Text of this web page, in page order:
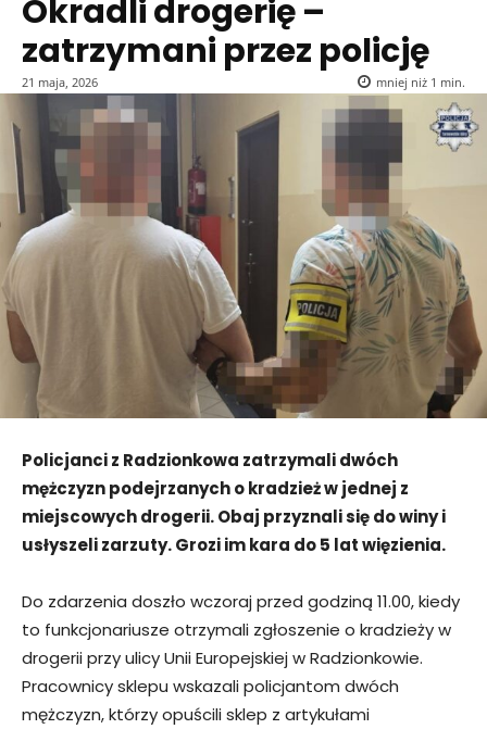
Okradli drogerię –
zatrzymani przez policję
21 maja, 2026 mniej niż 1 min.
Policjanci z Radzionkowa zatrzymali dwóch
mężczyzn podejrzanych o kradzież w jednej z
miejscowych drogerii. Obaj przyznali się do winy i
usłyszeli zarzuty. Grozi im kara do 5 lat więzienia.
Do zdarzenia doszło wczoraj przed godziną 11.00, kiedy
to funkcjonariusze otrzymali zgłoszenie o kradzieży w
drogerii przy ulicy Unii Europejskiej w Radzionkowie.
Pracownicy sklepu wskazali policjantom dwóch
mężczyzn, którzy opuścili sklep z artykułami